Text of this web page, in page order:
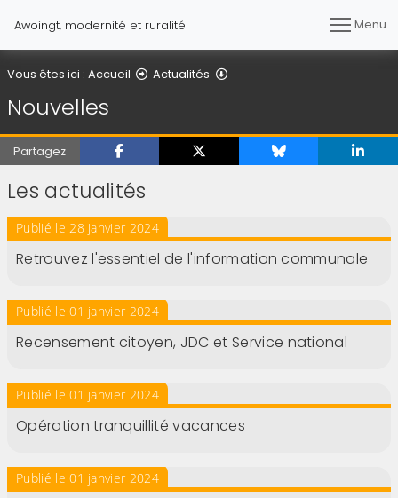
Awoingt, modernité et ruralité Menu
Vous êtes ici : Accueil Actualités
Nouvelles
Partagez
Les actualités
Publié le 28 janvier 2024
Retrouvez l'essentiel de l'information communale
Publié le 01 janvier 2024
Recensement citoyen, JDC et Service national
Publié le 01 janvier 2024
Opération tranquillité vacances
Publié le 01 janvier 2024